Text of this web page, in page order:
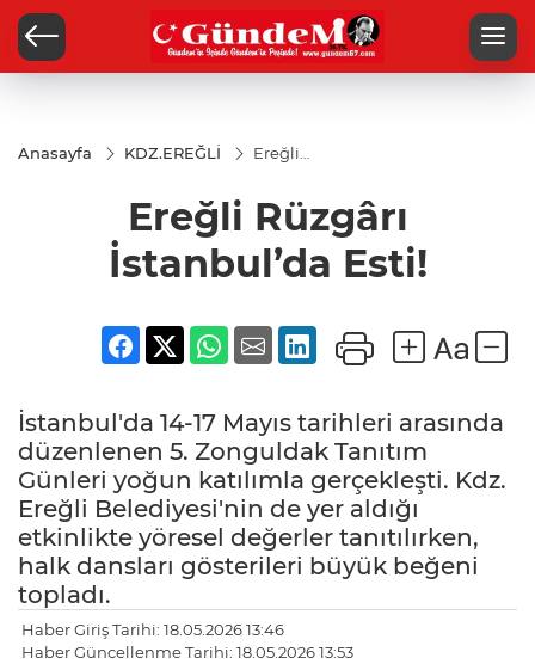
Anasayfa KDZ.EREĞLİ
Ereğli
Esti!
Ereğli Rüzgârı
İstanbul’da Esti!
İstanbul'da 14-17 Mayıs tarihleri arasında
düzenlenen 5. Zonguldak Tanıtım
Günleri yoğun katılımla gerçekleşti. Kdz.
Ereğli Belediyesi'nin de yer aldığı
etkinlikte yöresel değerler tanıtılırken,
halk dansları gösterileri büyük beğeni
topladı.
Haber Giriş Tarihi: 18.05.2026 13:46
Haber Güncellenme Tarihi: 18.05.2026 13:53